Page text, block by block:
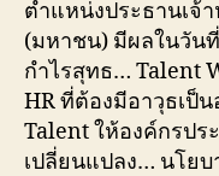
ตำแหน่งประธานเจ้
(มหาชน) มีผลในวันที่
กำไรสุทธ… Talent
HR ที่ต้องมีอาวุธเป็น
Talent ให้องค์กรปร
เปลี่ยนแปลง… นโย